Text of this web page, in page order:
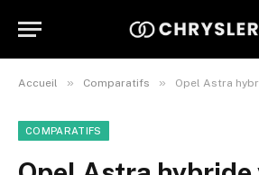
Accueil » Comparatifs » Opel Astra hybride vs Toyota
COMPARATIFS